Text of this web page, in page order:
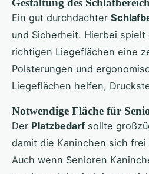
Gestaltung des
Ein gut durchdachter
und Sicherheit. Hierbei spielt
richtigen Liegeflächen eine
Polsterungen und
Liegeflächen helfen,
Notwendige Fläche für
Der Platzbedarf sollte
damit die Kaninchen sich
Auch wenn Senioren